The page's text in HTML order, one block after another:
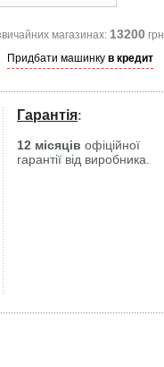
магазинах: 13200 грн
Придбати машинку в кредит
Гарантія:
12 місяців офіційної
гарантії від виробника.